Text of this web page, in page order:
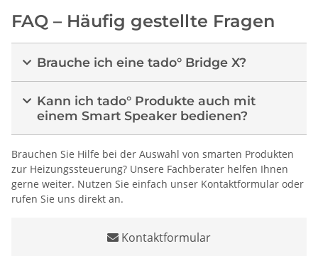
FAQ – Häufig gestellte Fragen
Brauche ich eine tado° Bridge X?
Kann ich tado° Produkte auch mit
einem Smart Speaker bedienen?
Brauchen Sie Hilfe bei der Auswahl von smarten Produkten
zur Heizungssteuerung? Unsere Fachberater helfen Ihnen
gerne weiter. Nutzen Sie einfach unser Kontaktformular oder
rufen Sie uns direkt an.
Kontaktformular